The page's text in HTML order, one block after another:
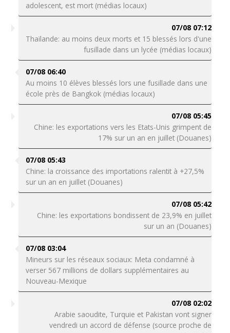
adolescent, est mort (médias locaux)
07/08 07:12
Thaïlande: au moins deux morts et 15 blessés lors d'une
fusillade dans un lycée (médias locaux)
07/08 06:40
Au moins 10 élèves blessés lors une fusillade dans une
école près de Bangkok (médias locaux)
07/08 05:45
Chine: les exportations vers les Etats-Unis grimpent de
17% sur un an en juillet (Douanes)
07/08 05:43
Chine: la croissance des importations ralentit à +27,5%
sur un an en juillet (Douanes)
07/08 05:42
Chine: les exportations bondissent de 23,9% en juillet
sur un an (Douanes)
07/08 03:04
Mineurs sur les réseaux sociaux: Meta condamné à
verser 567 millions de dollars supplémentaires au
Nouveau-Mexique
07/08 02:02
Arabie saoudite, Turquie et Pakistan vont signer
vendredi un accord de défense (source proche de